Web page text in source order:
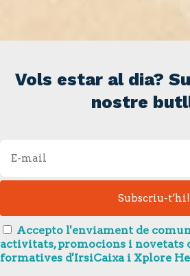
Vols estar al dia?
nostre
Accepto l'enviament de
activitats, promocions i
formatives d'IrsiCaixa i Xplore